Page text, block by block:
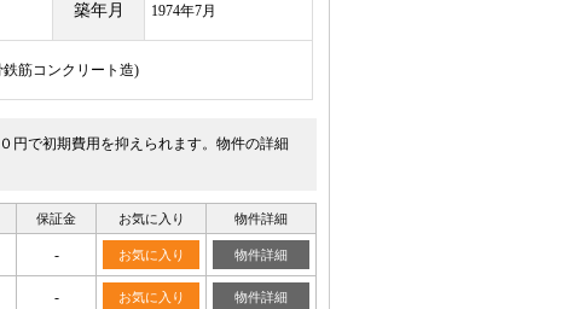
築年月 1974年7月
鉄筋コンクリート造)
円で初期費用を抑えられます。物件の詳細
保証金 お気に入り 物件詳細
- お気に入り 物件詳細
- お気に入り 物件詳細